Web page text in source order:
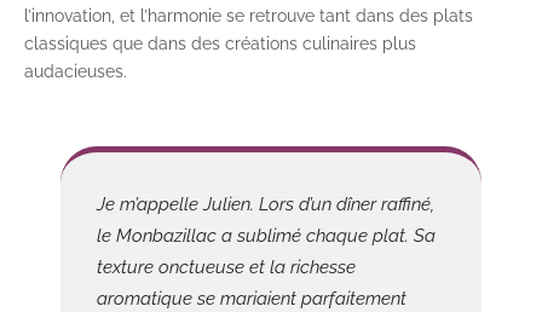
l’innovation, et l’harmonie se retrouve tant dans des plats
classiques que dans des créations culinaires plus
audacieuses.
Je m’appelle Julien. Lors d’un dîner raffiné,
le Monbazillac a sublimé chaque plat. Sa
texture onctueuse et la richesse
aromatique se mariaient parfaitement